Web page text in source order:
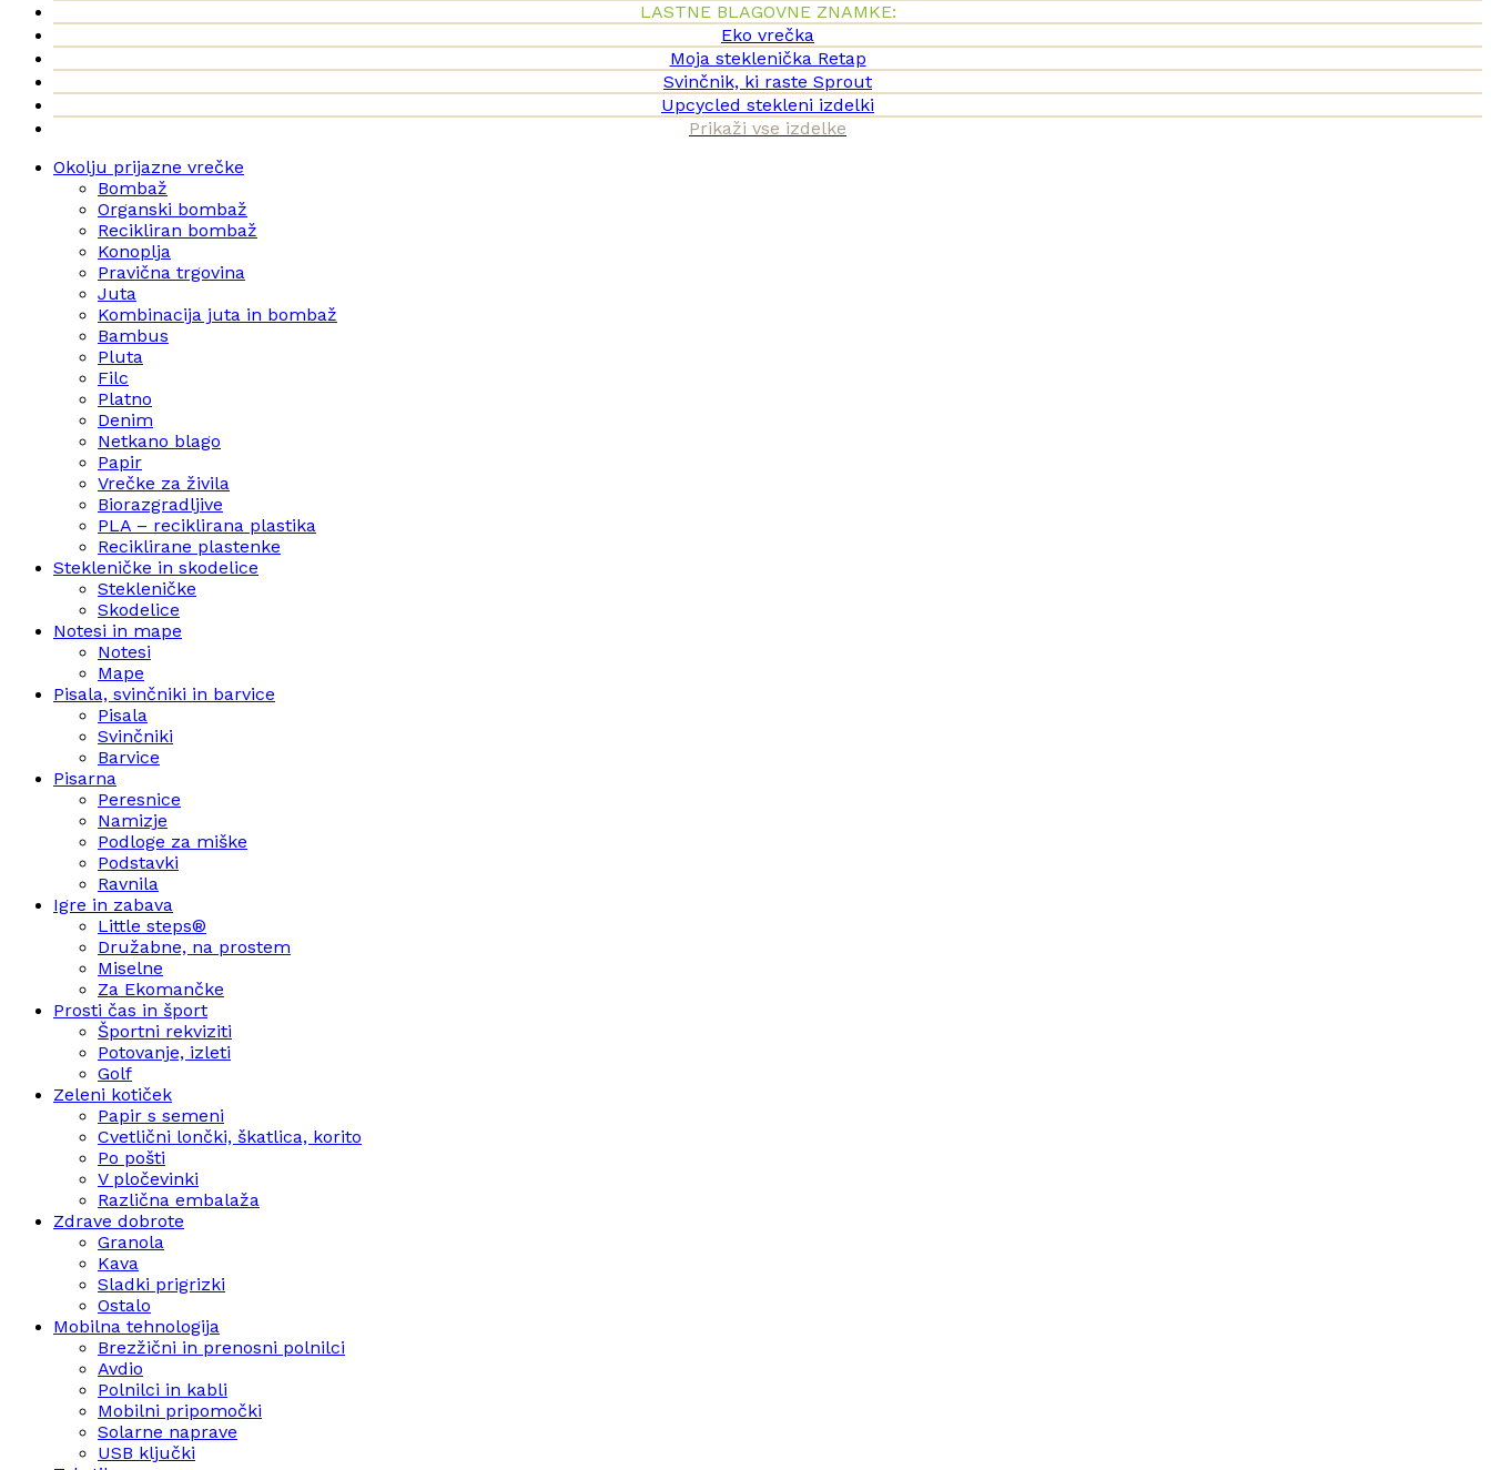
LASTNE BLAGOVNE ZNAMKE:
Eko vrečka
Moja steklenička Retap
Svinčnik, ki raste Sprout
Upcycled stekleni izdelki
Prikaži vse izdelke
Okolju prijazne vrečke
Bombaž
Organski bombaž
Recikliran bombaž
Konoplja
Pravična trgovina
Juta
Kombinacija juta in bombaž
Bambus
Pluta
Filc
Platno
Denim
Netkano blago
Papir
Vrečke za živila
Biorazgradljive
PLA – reciklirana plastika
Reciklirane plastenke
Stekleničke in skodelice
Stekleničke
Skodelice
Notesi in mape
Notesi
Mape
Pisala, svinčniki in barvice
Pisala
Svinčniki
Barvice
Pisarna
Peresnice
Namizje
Podloge za miške
Podstavki
Ravnila
Igre in zabava
Little steps®
Družabne, na prostem
Miselne
Za Ekomančke
Prosti čas in šport
Športni rekviziti
Potovanje, izleti
Golf
Zeleni kotiček
Papir s semeni
Cvetlični lončki, škatlica, korito
Po pošti
V pločevinki
Različna embalaža
Zdrave dobrote
Granola
Kava
Sladki prigrizki
Ostalo
Mobilna tehnologija
Brezžični in prenosni polnilci
Avdio
Polnilci in kabli
Mobilni pripomočki
Solarne naprave
USB ključki